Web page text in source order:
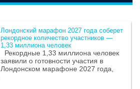
Лондонский марафон 2027 года соберет
рекордное количество участников —
1,33 миллиона человек
Рекордные 1,33 миллиона человек
заявили о готовности участия в
Лондонском марафоне 2027 года,